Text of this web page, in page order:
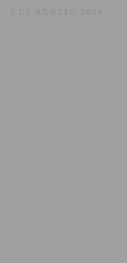
5 DE AGOSTO 2026